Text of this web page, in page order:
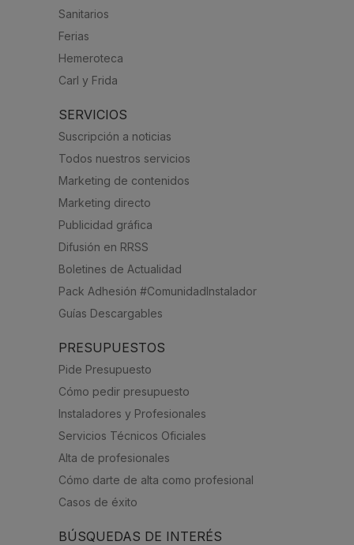
Sanitarios
Ferias
Hemeroteca
Carl y Frida
SERVICIOS
Suscripción a noticias
Todos nuestros servicios
Marketing de contenidos
Marketing directo
Publicidad gráfica
Difusión en RRSS
Boletines de Actualidad
Pack Adhesión #ComunidadInstalador
Guías Descargables
PRESUPUESTOS
Pide Presupuesto
Cómo pedir presupuesto
Instaladores y Profesionales
Servicios Técnicos Oficiales
Alta de profesionales
Cómo darte de alta como profesional
Casos de éxito
BÚSQUEDAS DE INTERÉS